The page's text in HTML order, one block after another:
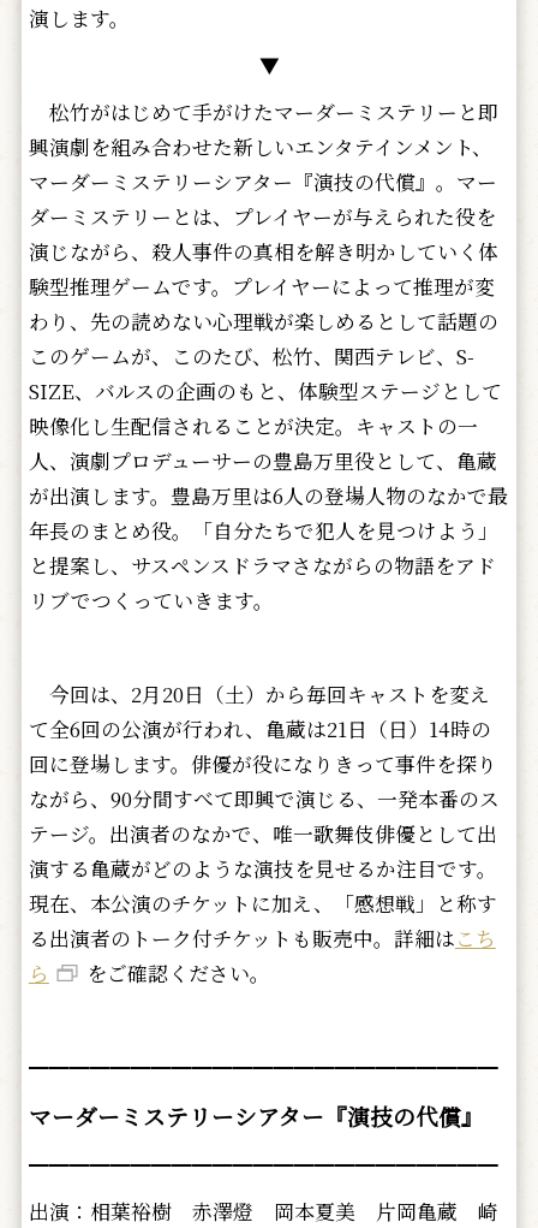
演します。
▼
松竹がはじめて手がけたマーダーミステリーと即
興演劇を組み合わせた新しいエンタテインメント、
マーダーミステリーシアター『演技の代償』。マー
ダーミステリーとは、プレイヤーが与えられた役を
演じながら、殺人事件の真相を解き明かしていく体
験型推理ゲームです。プレイヤーによって推理が変
わり、先の読めない心理戦が楽しめるとして話題の
このゲームが、このたび、松竹、関西テレビ、S-
SIZE、バルスの企画のもと、体験型ステージとして
映像化し生配信されることが決定。キャストの一
人、 演劇プロデューサーの豊島万里役として、亀蔵
が出演します。豊島万里は6人の登場人物のなかで最
年長のまとめ役。「自分たちで犯人を見つけよう」
と提案し、 サスペンスドラマさながらの物語をアド
リブでつくっていきます。
今回は、2月20日（土）から毎回キャストを変え
て全6回の公演が行われ、亀蔵は21日（日）14時の
回に登場します。俳優が役になりきって事件を探り
ながら、90分間すべて即興で演じる、一発本番のス
テージ。出演者のなかで、唯一歌舞伎俳優として出
演する亀蔵がどのような演技を見せるか注目です。
現在、本公演のチケットに加え、「感想戦」と称す
る出演者のトーク付チケットも販売中。詳細はこち
ら
をご確認ください。
━━━━━━━━━━━━━━━━━━━━━━━
マーダーミステリーシアター『演技の代償』
━━━━━━━━━━━━━━━━━━━━━━━
出演：相葉裕樹 赤澤燈 岡本夏美 片岡亀蔵 崎